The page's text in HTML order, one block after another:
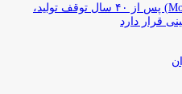
برند قدیمی موربیدلی (Morbidelli) پس از ۴۰ سال توقف تولید،
قرار دارد